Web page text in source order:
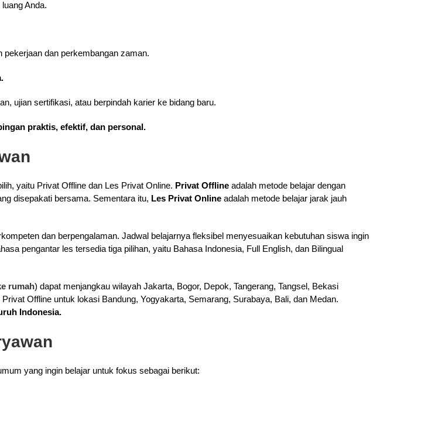
Anda.
dan perkembangan zaman.
ujian sertifikasi, atau berpindah karier ke bidang baru.
praktis, efektif, dan personal.
yaitu Privat Offline dan Les Privat Online. Privat Offlineadalah metode belajar dengan
disepakati bersama. Sementara itu, Les Privat Onlineadalah metode belajar jarak jauh
dan berpengalaman. Jadwal belajarnya fleksibel menyesuaikan kebutuhan siswa ingin
pengantar les tersedia tiga pilihan, yaitu Bahasa Indonesia, Full English, dan Bilingual
rumah) dapat menjangkau wilayah Jakarta, Bogor, Depok, Tangerang, Tangsel, Bekasi
Offline untuk lokasi Bandung, Yogyakarta, Semarang, Surabaya, Bali, dan Medan.
Indonesia.
yang ingin belajar untuk fokus sebagai berikut: